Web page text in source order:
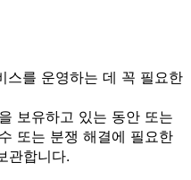
스를 운영하는 데 꼭 필요한
보유하고 있는 동안 또는
또는 분쟁 해결에 필요한
관합니다.